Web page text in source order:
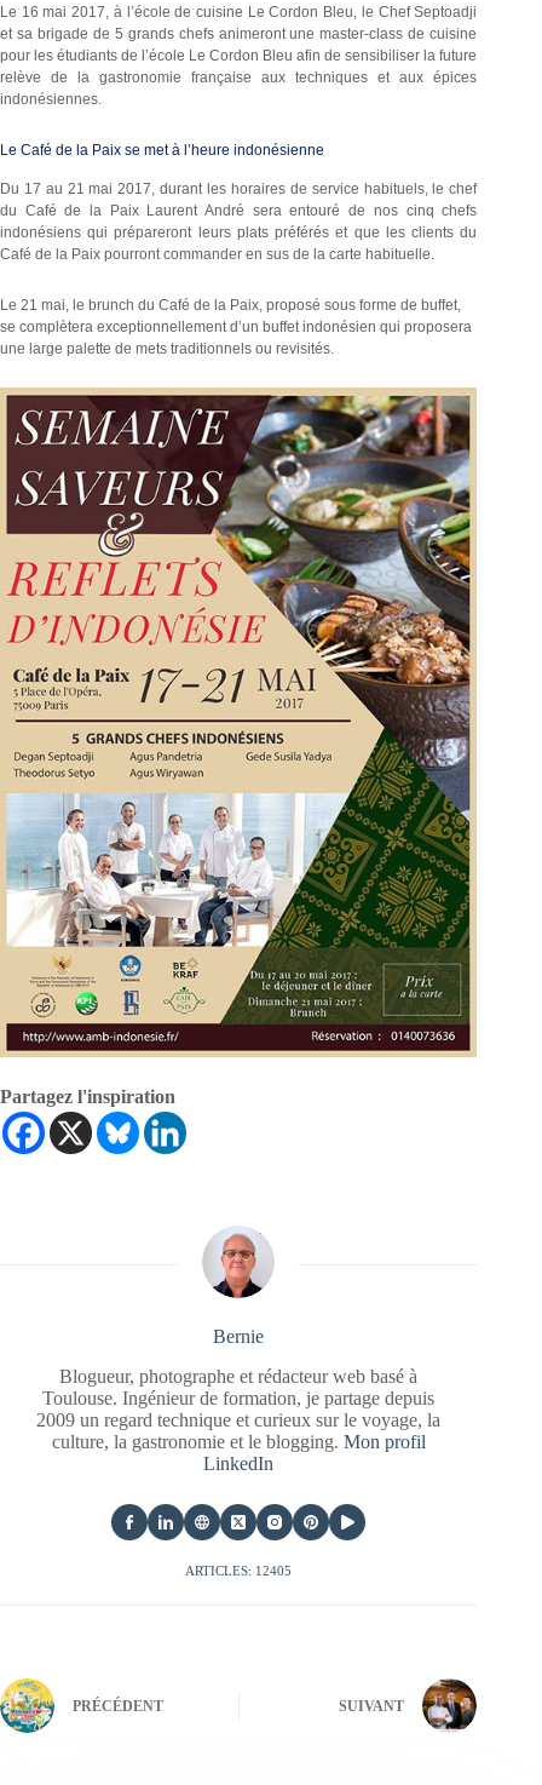
Le 16 mai 2017, à l’école de cuisine Le Cordon Bleu, le Chef Septoadji
et sa brigade de 5 grands chefs animeront une master-class de cuisine
pour les étudiants de l’école Le Cordon Bleu afin de sensibiliser la future
relève de la gastronomie française aux techniques et aux épices
indonésiennes.
Le Café de la Paix se met à l’heure indonésienne
Du 17 au 21 mai 2017, durant les horaires de service habituels, le chef
du Café de la Paix Laurent André sera entouré de nos cinq chefs
indonésiens qui prépareront leurs plats préférés et que les clients du
Café de la Paix pourront commander en sus de la carte habituelle.
Le 21 mai, le brunch du Café de la Paix, proposé sous forme de buffet,
se complètera exceptionnellement d’un buffet indonésien qui proposera
une large palette de mets traditionnels ou revisités.
Partagez l'inspiration
Bernie
Blogueur, photographe et rédacteur web basé à
Toulouse. Ingénieur de formation, je partage depuis
2009 un regard technique et curieux sur le voyage, la
culture, la gastronomie et le blogging. Mon profil
LinkedIn
ARTICLES: 12405
PRÉCÉDENT SUIVANT